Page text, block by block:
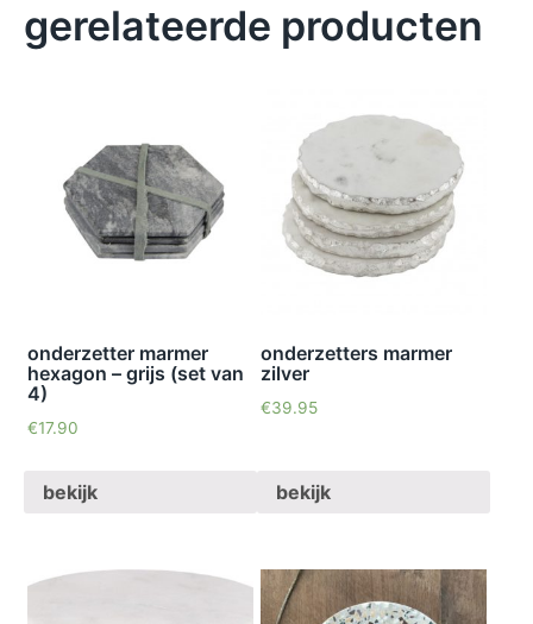
gerelateerde producten
onderzetter marmer
hexagon – grijs (set van
4)
€17.90
bekijk
onderzetters marmer
zilver
€39.95
bekijk